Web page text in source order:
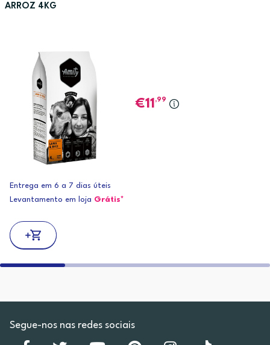
ARROZ 4KG
11 ,99
Entrega em 6 a 7 dias úteis
Levantamento em loja Grátis*
Segue-nos nas redes sociais